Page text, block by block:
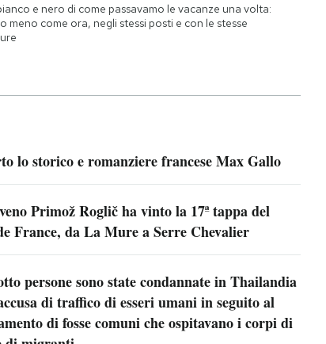
e nero di come passavamo le vacanze una volta:
meno come ora, negli stessi posti e con le stesse
lo storico e romanziere francese Max Gallo
Primož Roglič ha vinto la 17ª tappa del
France, da La Mure a Serre Chevalier
persone sono state condannate in Thailandia
di traffico di esseri umani in seguito al
di fosse comuni che ospitavano i corpi di